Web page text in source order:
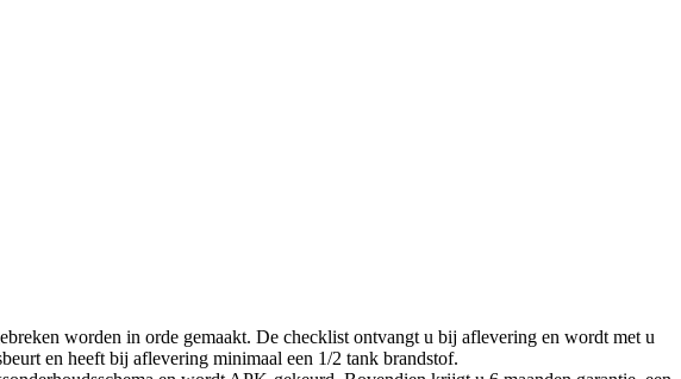
worden in orde gemaakt. De checklist ontvangt u bij aflevering en wordt met u
en heeft bij aflevering minimaal een 1/2 tank brandstof.